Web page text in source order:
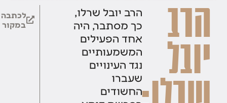
הרב
יובל
הרב יובל שרלו,
כך מסתבר, היה
אחד הפעילים
המשמעותיים
נגד העינויים
שעברו
החשודים
לכתבה
במקור